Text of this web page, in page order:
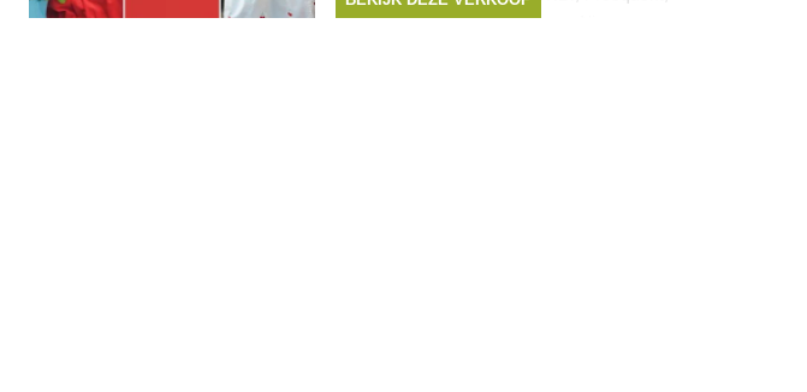
Pieces, Ydence, 24colours enz. Nieuwe